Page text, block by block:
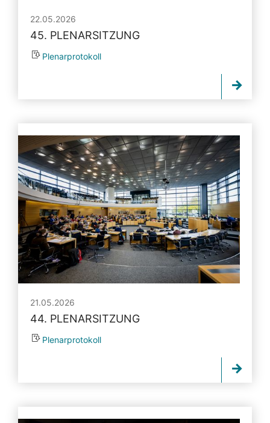
22.05.2026
45. PLENARSITZUNG
Plenarprotokoll
21.05.2026
44. PLENARSITZUNG
Plenarprotokoll